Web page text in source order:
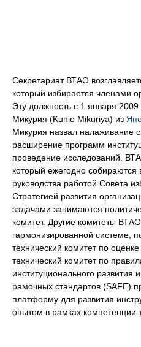
Секретариат ВТАО
который избирается членами
Эту должность с 1 января
Микурия (Kunio Mikuriya) из
Микурия назвал налаживание
расширение программ
проведение исследований.
который ежегодно собираются
руководства работой Совета
Стратегией развития
задачами занимаются
комитет. Другие комитеты
гармонизированной системе,
технический комитет по
технический комитет по
институционального развития
рамочных стандартов (SAFE)
платформу для развития
опытом в рамках компетенции